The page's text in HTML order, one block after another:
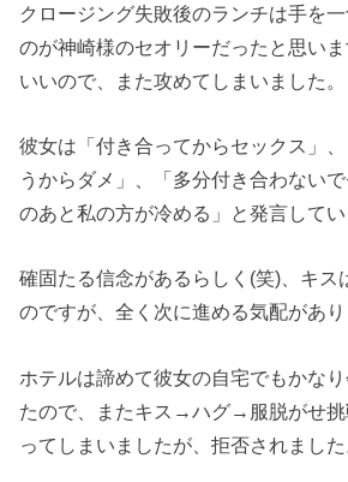
クロージング失敗後のランチは手を
のが神崎様のセオリーだったと思い
いいので、また攻めてしまいました。
彼女は「付き合ってからセックス」
うからダメ」、「多分付き合わない
のあと私の方が冷める」と発言してい
確固たる信念があるらしく(笑)、キス
のですが、全く次に進める気配があり
ホテルは諦めて彼女の自宅でもかな
たので、またキス→ハグ→服脱がせ挑
ってしまいましたが、拒否されまし